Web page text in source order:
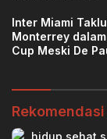
Inter Miami
Monterrey
Cup Meski De